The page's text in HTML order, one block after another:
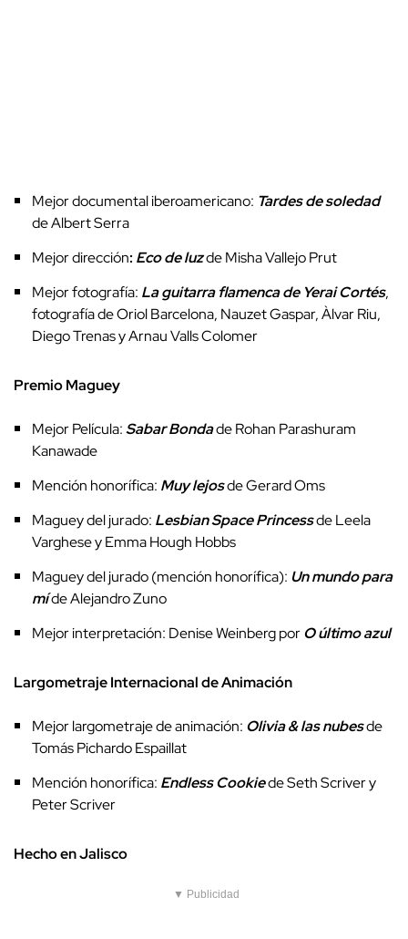
Mejor documental iberoamericano: Tardes de soledad
de Albert Serra
Mejor dirección: Eco de luzde Misha Vallejo Prut
Mejor fotografía: La guitarra flamenca de Yerai Cortés,
fotografía de Oriol Barcelona, Nauzet Gaspar, Àlvar Riu,
Diego Trenas y Arnau Valls Colomer
Premio Maguey
Mejor Película:Sabar Bondade Rohan Parashuram
Kanawade
Mención honorífica: Muy lejosde Gerard Oms
Maguey del jurado: Lesbian Space Princessde Leela
Varghese y Emma Hough Hobbs
Maguey del jurado (mención honorífica): Un mundo para
míde Alejandro Zuno
Mejor interpretación: Denise Weinberg porO último azul
Largometraje Internacional de Animación
Mejor largometraje de animación: Olivia & las nubesde
Tomás Pichardo Espaillat
Mención honorífica: Endless Cookiede Seth Scriver y
Peter Scriver
Hecho en Jalisco
▼ Publicidad